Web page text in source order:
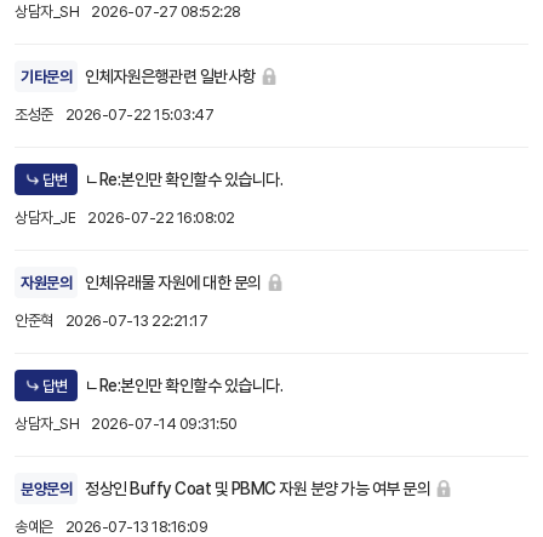
상담자_SH 2026-07-27 08:52:28
기타문의 인체자원은행관련 일반사항
조성준 2026-07-22 15:03:47
답변 ㄴRe:본인만 확인할수 있습니다.
상담자_JE 2026-07-22 16:08:02
자원문의 인체유래물 자원에 대한 문의
안준혁 2026-07-13 22:21:17
답변 ㄴRe:본인만 확인할수 있습니다.
상담자_SH 2026-07-14 09:31:50
분양문의 정상인 Buffy Coat 및 PBMC 자원 분양 가능 여부 문의
송예은 2026-07-13 18:16:09